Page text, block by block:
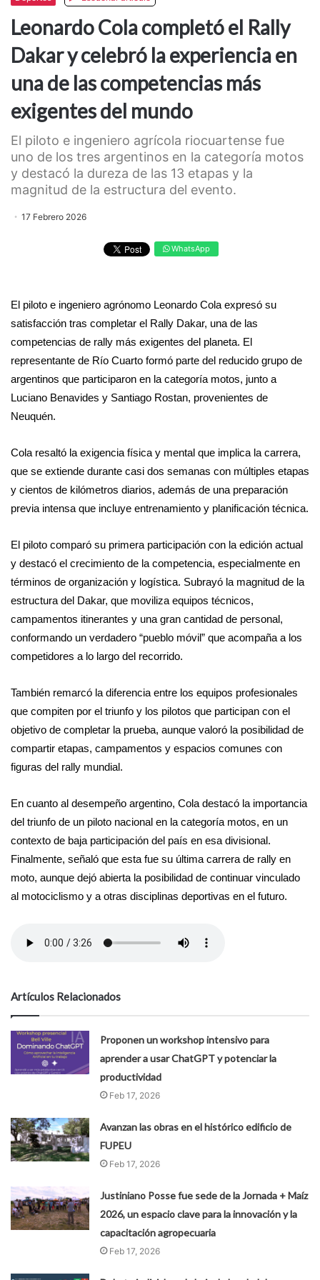
Leonardo Cola completó el Rally
Dakar y celebró la experiencia en
una de las competencias más
exigentes del mundo
El piloto e ingeniero agrícola riocuartense fue
uno de los tres argentinos en la categoría motos
y destacó la dureza de las 13 etapas y la
magnitud de la estructura del evento.
17 Febrero 2026
WhatsApp
El piloto e ingeniero agrónomo Leonardo Cola expresó su
satisfacción tras completar el Rally Dakar, una de las
competencias de rally más exigentes del planeta. El
representante de Río Cuarto formó parte del reducido grupo de
argentinos que participaron en la categoría motos, junto a
Luciano Benavides y Santiago Rostan, provenientes de
Neuquén.
Cola resaltó la exigencia física y mental que implica la carrera,
que se extiende durante casi dos semanas con múltiples etapas
y cientos de kilómetros diarios, además de una preparación
previa intensa que incluye entrenamiento y planificación técnica.
El piloto comparó su primera participación con la edición actual
y destacó el crecimiento de la competencia, especialmente en
términos de organización y logística. Subrayó la magnitud de la
estructura del Dakar, que moviliza equipos técnicos,
campamentos itinerantes y una gran cantidad de personal,
conformando un verdadero “pueblo móvil” que acompaña a los
competidores a lo largo del recorrido.
También remarcó la diferencia entre los equipos profesionales
que compiten por el triunfo y los pilotos que participan con el
objetivo de completar la prueba, aunque valoró la posibilidad de
compartir etapas, campamentos y espacios comunes con
figuras del rally mundial.
En cuanto al desempeño argentino, Cola destacó la importancia
del triunfo de un piloto nacional en la categoría motos, en un
contexto de baja participación del país en esa divisional.
Finalmente, señaló que esta fue su última carrera de rally en
moto, aunque dejó abierta la posibilidad de continuar vinculado
al motociclismo y a otras disciplinas deportivas en el futuro.
Artículos Relacionados
Proponen un workshop intensivo para
aprender a usar ChatGPT y potenciar la
productividad
Feb 17, 2026
Avanzan las obras en el histórico edificio de
FUPEU
Feb 17, 2026
Justiniano Posse fue sede de la Jornada + Maíz
2026, un espacio clave para la innovación y la
capacitación agropecuaria
Feb 17, 2026